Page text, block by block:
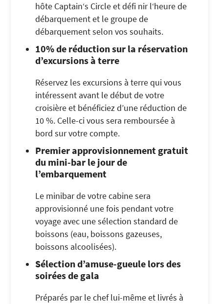
hôte Captain‘s Circle et défi nir l‘heure de
débarquement et le groupe de
débarquement selon vos souhaits.
10% de réduction sur la réservation
d’excursions à terre
Réservez les excursions à terre qui vous
intéressent avant le début de votre
croisière et bénéficiez d’une réduction de
10 %. Celle-ci vous sera remboursée à
bord sur votre compte.
Premier approvisionnement gratuit
du mini-bar le jour de
l’embarquement
Le minibar de votre cabine sera
approvisionné une fois pendant votre
voyage avec une sélection standard de
boissons (eau, boissons gazeuses,
boissons alcoolisées).
Sélection d’amuse-gueule lors des
soirées de gala
Préparés par le chef lui-même et livrés à